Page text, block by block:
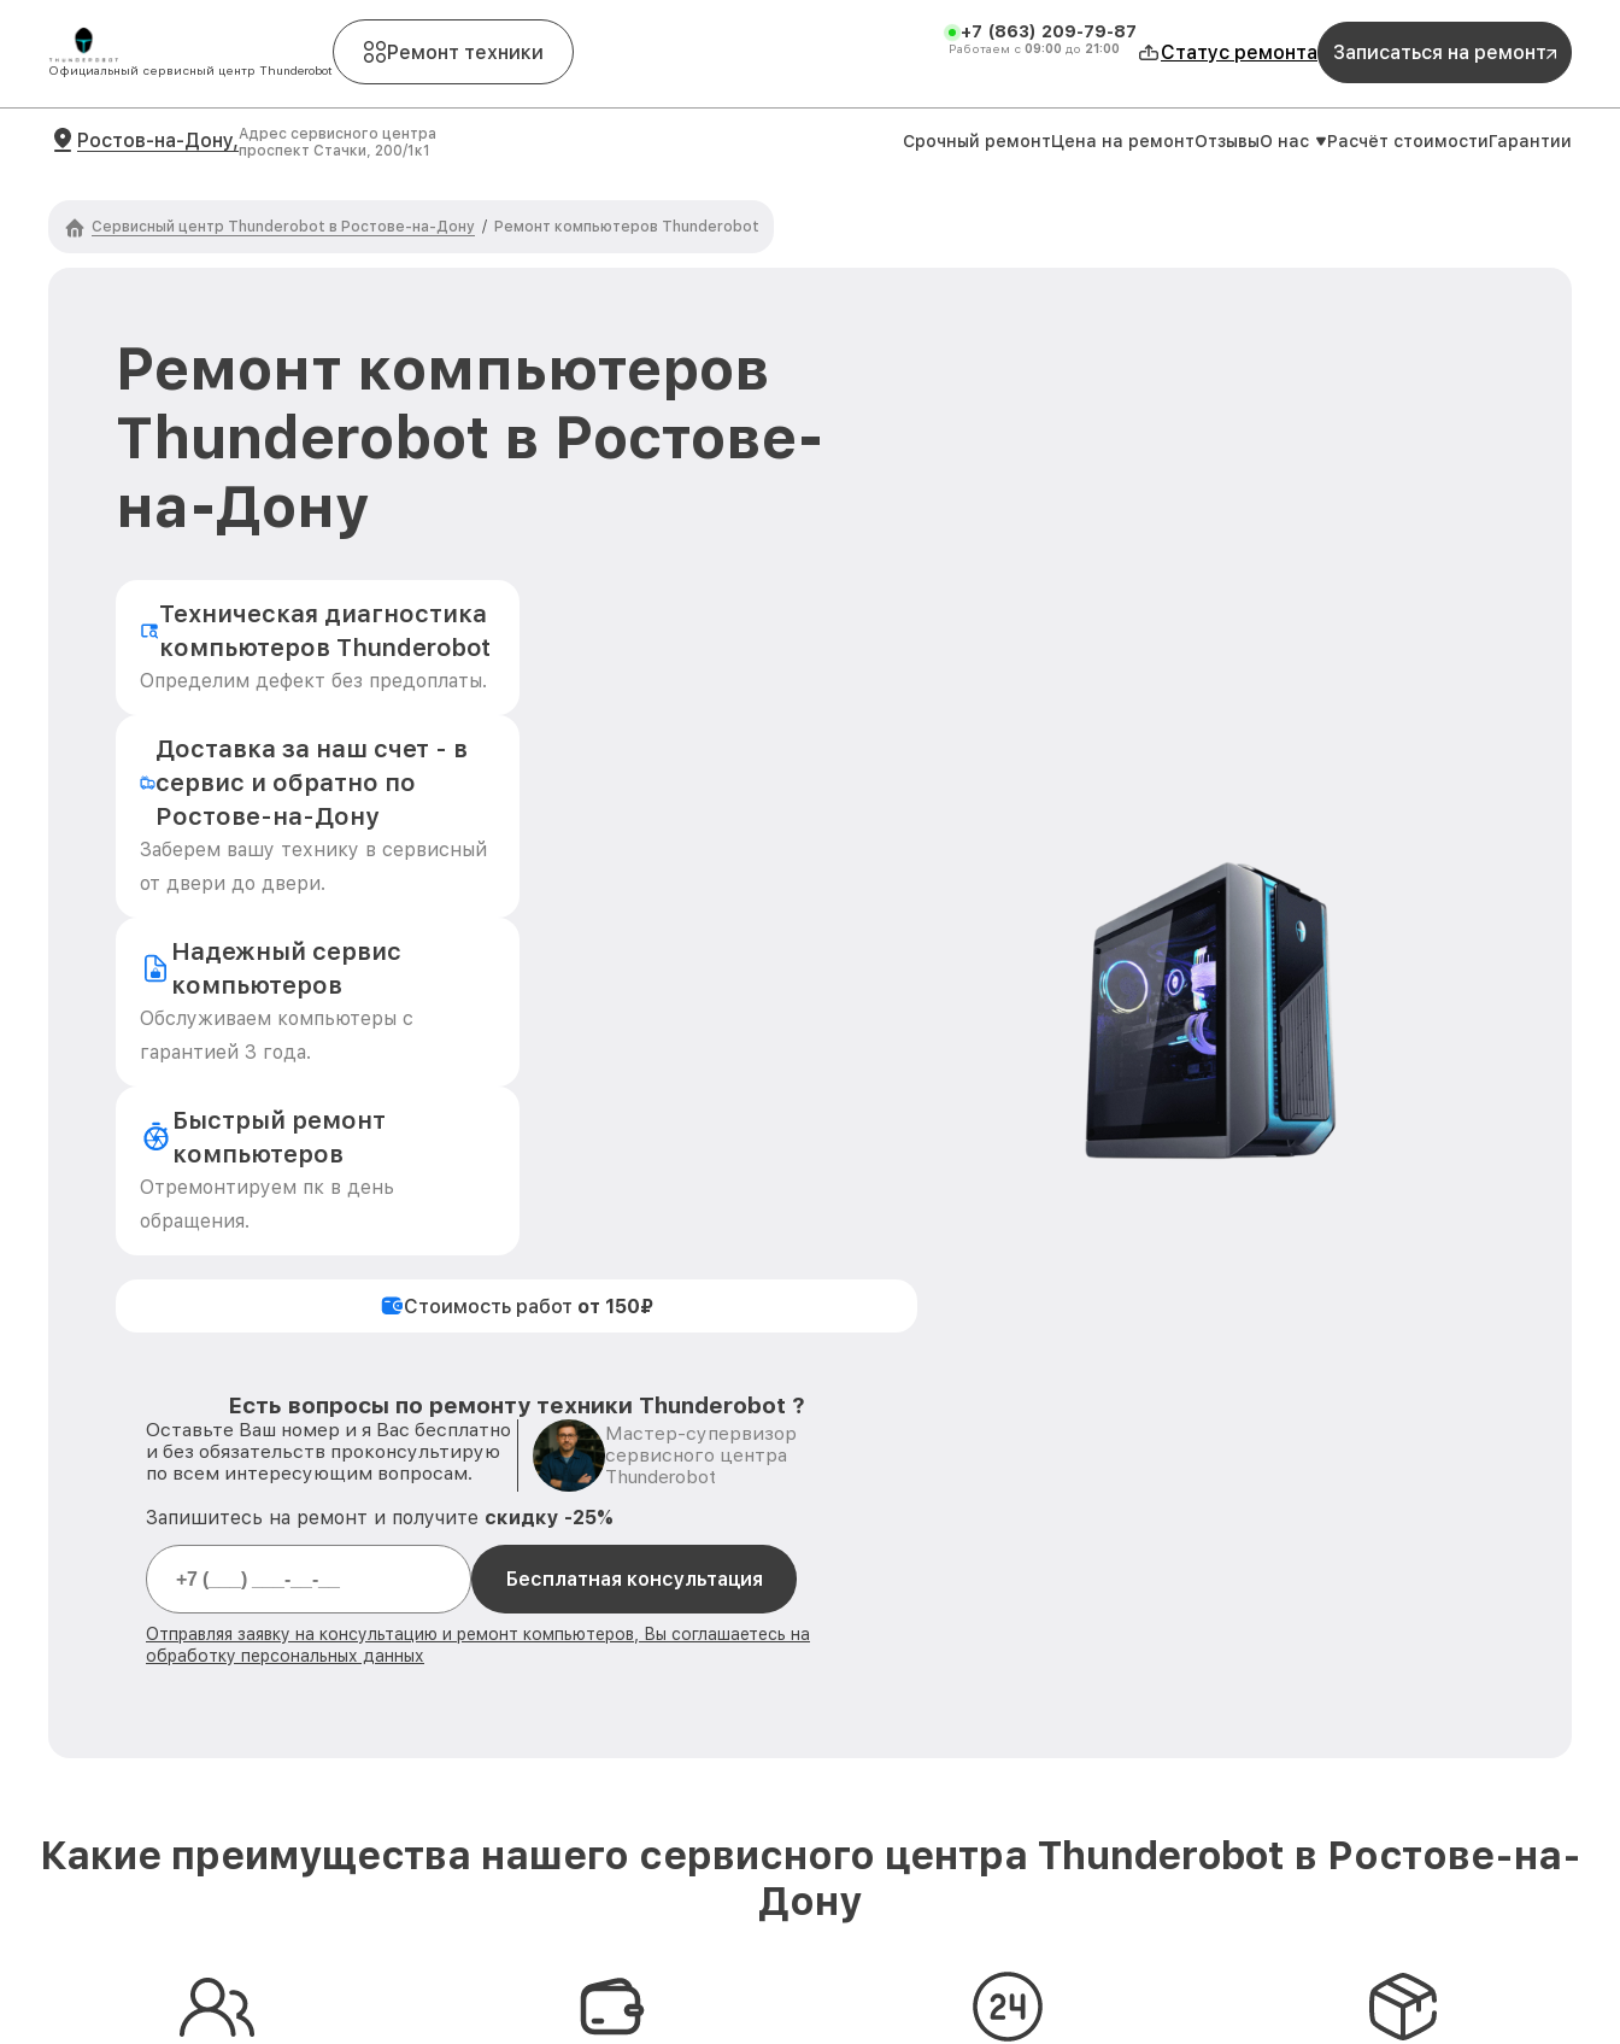
Официальный сервисный центр Thunderobot
Ремонт техники
+7 (863) 209-79-87
Работаем с 09:00 до 21:00 Статус ремонта Записаться на ремонт
Ростов-на-Дону,Адрес сервисного центра
проспект Стачки, 200/1к1
Срочный ремонтЦена на ремонтОтзывыО нас Расчёт стоимостиГарантии
Сервисный центр Thunderobot в Ростове-на-Дону / Ремонт компьютеров Thunderobot
Ремонт компьютеров
Thunderobot в Ростове-
на-Дону
Техническая диагностика
компьютеров Thunderobot
Определим дефект без предоплаты.
Доставка за наш счет - в
сервис и обратно по
Ростове-на-Дону
Заберем вашу технику в сервисный
от двери до двери.
Надежный сервис
компьютеров
Обслуживаем компьютеры с
гарантией 3 года.
Быстрый ремонт
компьютеров
Отремонтируем пк в день
обращения.
Стоимость работ от 150₽
Есть вопросы по ремонту техники Thunderobot ?
Оставьте Ваш номер и я Вас бесплатно
и без обязательств проконсультирую
по всем интересующим вопросам.
Мастер-супервизор
сервисного центра
Thunderobot
Запишитесь на ремонт и получите скидку -25%
Бесплатная консультация
Отправляя заявку на консультацию и ремонт компьютеров, Вы соглашаетесь на
обработку персональных данных
Какие преимущества нашего сервисного центра Thunderobot в Ростове-на-
Дону